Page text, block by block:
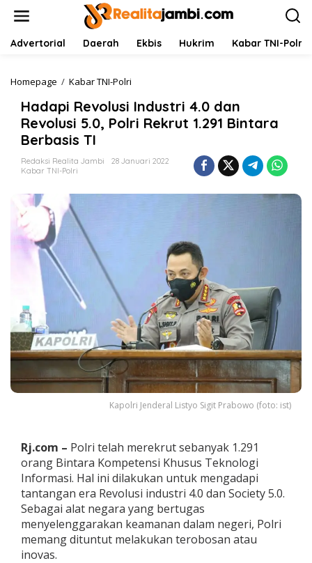
Advertorial Daerah Ekbis Hukrim Kabar TNI-Polri
Homepage / Kabar TNI-Polri
d
a
p
R
o
t
r
i
4
0
d
a
e
v
o
l
u
s
i
5
.
Hadapi Revolusi Industri 4.0 dan
Revolusi 5.0, Polri Rekrut 1.291 Bintara
Berbasis TI
Redaksi Realita Jambi
28 Januari 2022
Kabar TNI-Polri
Kapolri Jenderal Listyo Sigit Prabowo (foto: ist)
Rj.com – Polri telah merekrut sebanyak 1.291
orang Bintara Kompetensi Khusus Teknologi
Informasi. Hal ini dilakukan untuk mengadapi
tantangan era Revolusi industri 4.0 dan Society 5.0.
Sebagai alat negara yang bertugas
menyelenggarakan keamanan dalam negeri, Polri
memang dituntut melakukan terobosan atau
inovas.